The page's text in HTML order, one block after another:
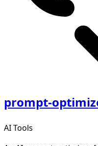
prompt-
AI Tools